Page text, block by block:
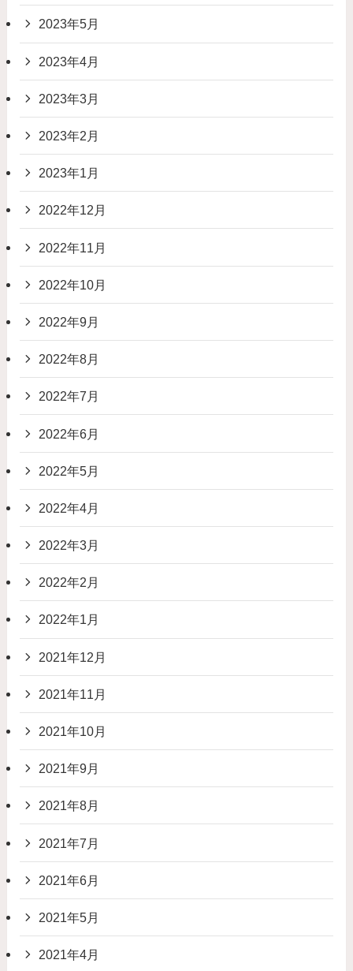
2023年5月
2023年4月
2023年3月
2023年2月
2023年1月
2022年12月
2022年11月
2022年10月
2022年9月
2022年8月
2022年7月
2022年6月
2022年5月
2022年4月
2022年3月
2022年2月
2022年1月
2021年12月
2021年11月
2021年10月
2021年9月
2021年8月
2021年7月
2021年6月
2021年5月
2021年4月